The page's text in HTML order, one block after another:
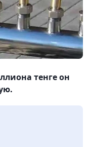
тенге он